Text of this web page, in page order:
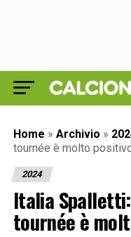
Home » Archivio »
tournée è molto
2024
Italia
tournée è